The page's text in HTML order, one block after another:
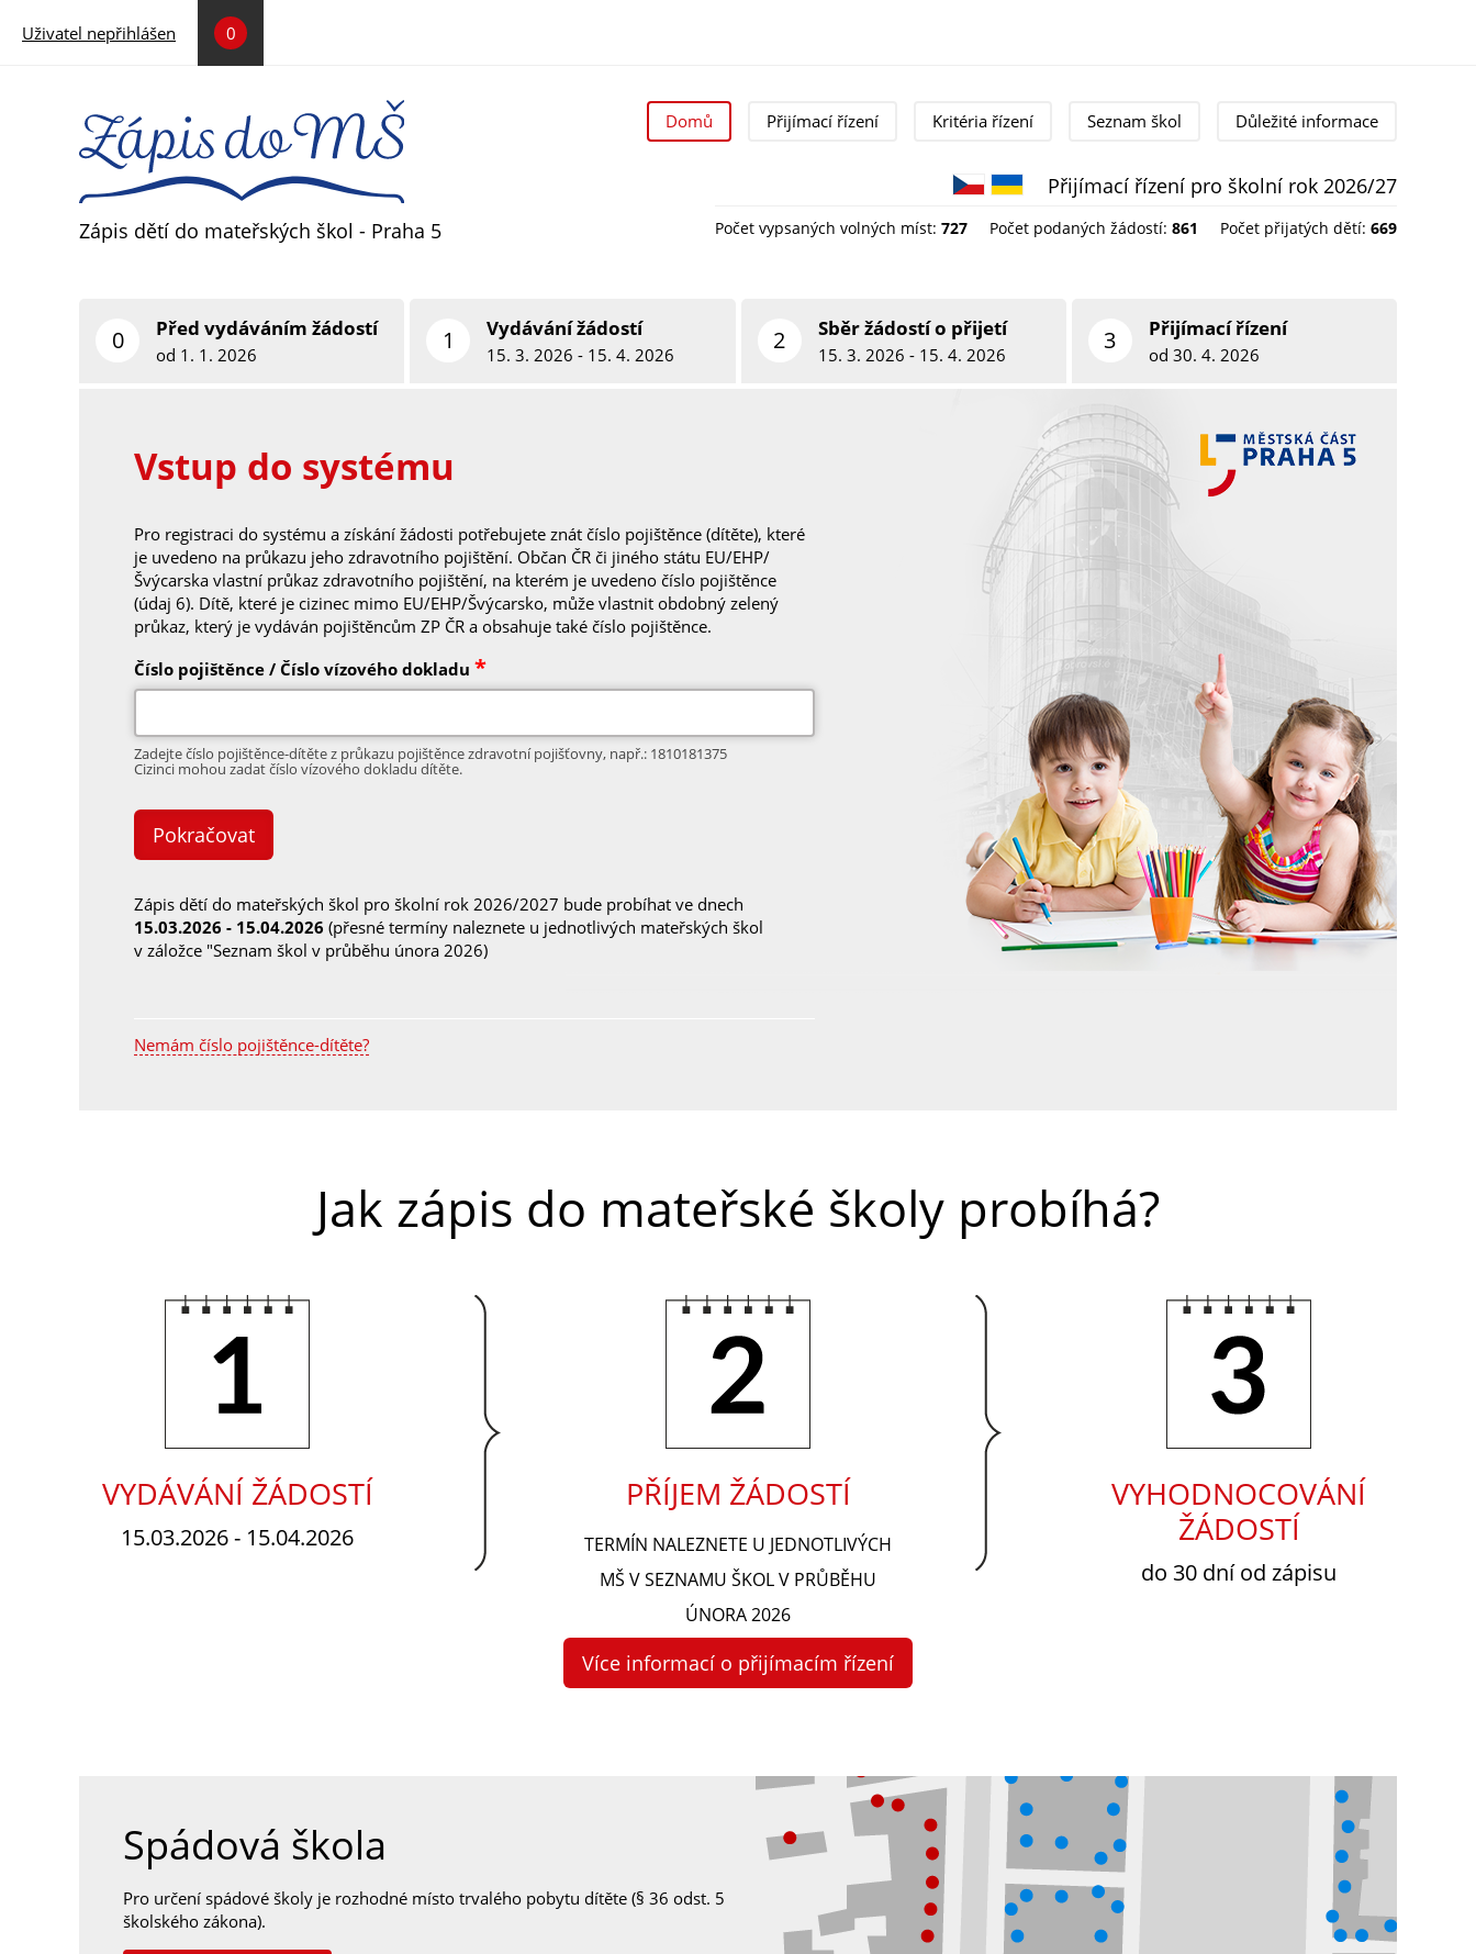
Uživatel nepřihlášen
0
Zápis dětí do mateřských škol - Praha 5
ČeštinaУкраїнська
Domů Přijímací řízení Kritéria řízení Seznam škol Důležité informace
Přijímací řízení pro školní rok 2026/27
Počet vypsaných volných míst: 727 Počet podaných žádostí: 861 Počet přijatých dětí: 669
0 Před vydáváním žádostí
od 1. 1. 2026 1 Vydávání žádostí
15. 3. 2026 - 15. 4. 2026 2 Sběr žádostí o přijetí
15. 3. 2026 - 15. 4. 2026 3 Přijímací řízení
od 30. 4. 2026
Vstup do systému
Pro registraci do systému a získání žádosti potřebujete znát číslo pojištěnce (dítěte), které
je uvedeno na průkazu jeho zdravotního pojištění. Občan ČR či jiného státu EU/EHP/
Švýcarska vlastní průkaz zdravotního pojištění, na kterém je uvedeno číslo pojištěnce
(údaj 6). Dítě, které je cizinec mimo EU/EHP/Švýcarsko, může vlastnit obdobný zelený
průkaz, který je vydáván pojištěncům ZP ČR a obsahuje také číslo pojištěnce.
Číslo pojištěnce / Číslo vízového dokladu *
Zadejte číslo pojištěnce-dítěte z průkazu pojištěnce zdravotní pojišťovny, např.: 1810181375
Cizinci mohou zadat číslo vízového dokladu dítěte.
Nemám číslo pojištěnce-dítěte?
Zápis dětí do mateřských škol pro školní rok 2026/2027 bude probíhat ve dnech
15.03.2026 - 15.04.2026 (přesné termíny naleznete u jednotlivých mateřských škol
v záložce "Seznam škol v průběhu února 2026)
Jak zápis do mateřské školy probíhá?
VYDÁVÁNÍ ŽÁDOSTÍ
15.03.2026 - 15.04.2026
PŘÍJEM ŽÁDOSTÍ
TERMÍN NALEZNETE U JEDNOTLIVÝCH
MŠ V SEZNAMU ŠKOL V PRŮBĚHU
ÚNORA 2026
VYHODNOCOVÁNÍ
ŽÁDOSTÍ
do 30 dní od zápisu
Více informací o přijímacím řízení
Spádová škola
Pro určení spádové školy je rozhodné místo trvalého pobytu dítěte (§ 36 odst. 5
školského zákona).